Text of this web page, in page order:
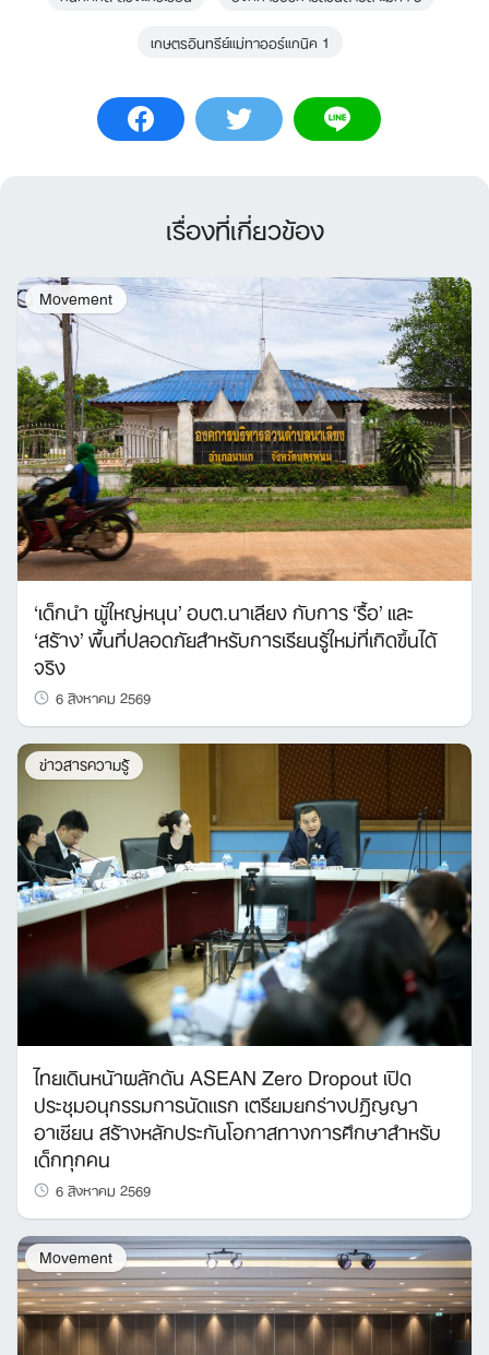
Search
for:
เกษตรอินทรีย์แม่ทาออร์แกนิค 1
เรื่องที่เกี่ยวข้อง
Movement
‘เด็กนำ ผู้ใหญ่หนุน’ อบต.นาเลียง กับการ ‘รื้อ’ และ
‘สร้าง’ พื้นที่ปลอดภัยสำหรับการเรียนรู้ใหม่ที่เกิดขึ้นได้
จริง
6 สิงหาคม 2569
ข่าวสารความรู้
ไทยเดินหน้าผลักดัน ASEAN Zero Dropout เปิด
ประชุมอนุกรรมการนัดแรก เตรียมยกร่างปฏิญญา
อาเซียน สร้างหลักประกันโอกาสทางการศึกษาสำหรับ
เด็กทุกคน
6 สิงหาคม 2569
Movement